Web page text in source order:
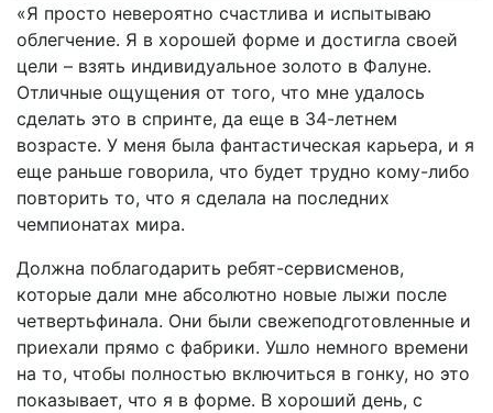
«Я просто невероятно счастлива и испытываю
облегчение. Я в хорошей форме и достигла своей
цели – взять индивидуальное золото в Фалуне.
Отличные ощущения от того, что мне удалось
сделать это в спринте, да еще в 34-летнем
возрасте. У меня была фантастическая карьера, и я
еще раньше говорила, что будет трудно кому-либо
повторить то, что я сделала на последних
чемпионатах мира.
Должна поблагодарить ребят-сервисменов,
которые дали мне абсолютно новые лыжи после
четвертьфинала. Они были свежеподготовленные и
приехали прямо с фабрики. Ушло немного времени
на то, чтобы полностью включиться в гонку, но это
показывает, что я в форме. В хороший день, с